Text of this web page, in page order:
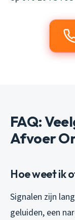
FAQ:
Afvoer
Hoe weet ik
Signalen zijn
geluiden, een